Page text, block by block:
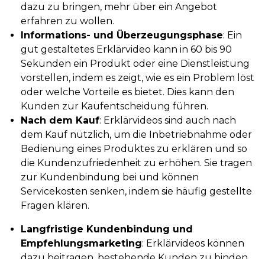
dazu zu bringen, mehr über ein Angebot
erfahren zu wollen​.
Informations- und Überzeugungsphase: Ein
gut gestaltetes Erklärvideo kann in 60 bis 90
Sekunden ein Produkt oder eine Dienstleistung
vorstellen, indem es zeigt, wie es ein Problem löst
oder welche Vorteile es bietet. Dies kann den
Kunden zur Kaufentscheidung führen​.
Nach dem Kauf: Erklärvideos sind auch nach
dem Kauf nützlich, um die Inbetriebnahme oder
Bedienung eines Produktes zu erklären und so
die Kundenzufriedenheit zu erhöhen. Sie tragen
zur Kundenbindung bei und können
Servicekosten senken, indem sie häufig gestellte
Fragen klären​.
Langfristige Kundenbindung und
Empfehlungsmarketing: Erklärvideos können